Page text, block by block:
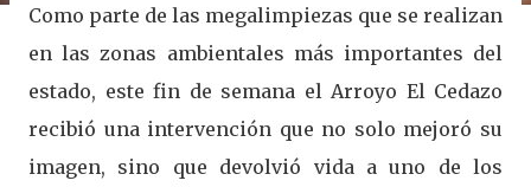
Como parte de las megalimpiezas que se realizan
en las zonas ambientales más importantes del
estado, este fin de semana el Arroyo El Cedazo
recibió una intervención que no solo mejoró su
imagen, sino que devolvió vida a uno de los